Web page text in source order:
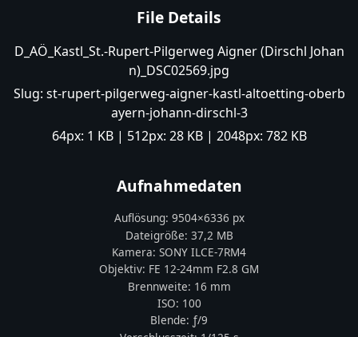
File Details
D_AÖ_Kastl_St.-Rupert-Pilgerweg Aigner (Dirschl Johan
n)_DSC02569.jpg
Slug: st-rupert-pilgerweg-aigner-kastl-altoetting-oberb
ayern-johann-dirschl-3
64px: 1 KB| 512px: 28 KB| 2048px: 782 KB
Aufnahmedaten
Auflösung: 9504×6336 px
Dateigröße: 37,2 MB
Kamera: SONY ILCE-7RM4
Objektiv: FE 12-24mm F2.8 GM
Brennweite: 16 mm
ISO: 100
Blende: ƒ/9